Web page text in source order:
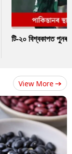
টি-২০ বিশ্বকাপত পুনৰ
View More